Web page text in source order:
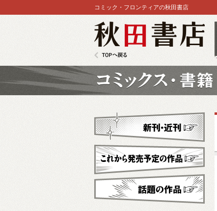
コミック・フロンティアの秋田書店
新刊・近刊
これから発売予定